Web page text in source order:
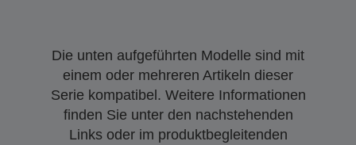
Die unten aufgeführten Modelle sind mit
einem oder mehreren Artikeln dieser
Serie kompatibel. Weitere Informationen
finden Sie unter den nachstehenden
Links oder im produktbegleitenden